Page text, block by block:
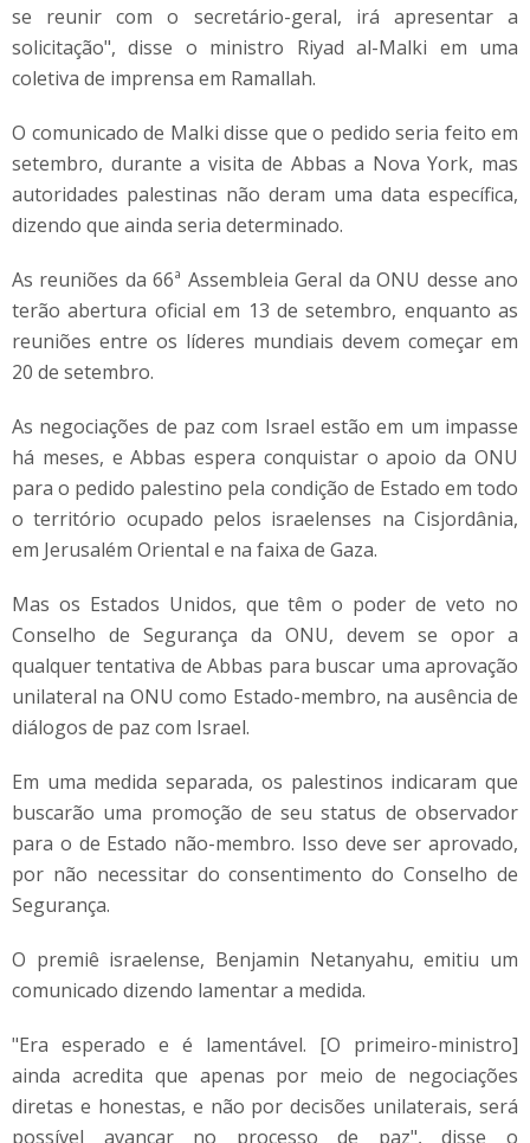
se reunir com o secretário-geral, irá apresentar a
solicitação", disse o ministro Riyad al-Malki em uma
coletiva de imprensa em Ramallah.
O comunicado de Malki disse que o pedido seria feito em
setembro, durante a visita de Abbas a Nova York, mas
autoridades palestinas não deram uma data específica,
dizendo que ainda seria determinado.
As reuniões da 66ª Assembleia Geral da ONU desse ano
terão abertura oficial em 13 de setembro, enquanto as
reuniões entre os líderes mundiais devem começar em
20 de setembro.
As negociações de paz com Israel estão em um impasse
há meses, e Abbas espera conquistar o apoio da ONU
para o pedido palestino pela condição de Estado em todo
o território ocupado pelos israelenses na Cisjordânia,
em Jerusalém Oriental e na faixa de Gaza.
Mas os Estados Unidos, que têm o poder de veto no
Conselho de Segurança da ONU, devem se opor a
qualquer tentativa de Abbas para buscar uma aprovação
unilateral na ONU como Estado-membro, na ausência de
diálogos de paz com Israel.
Em uma medida separada, os palestinos indicaram que
buscarão uma promoção de seu status de observador
para o de Estado não-membro. Isso deve ser aprovado,
por não necessitar do consentimento do Conselho de
Segurança.
O premiê israelense, Benjamin Netanyahu, emitiu um
comunicado dizendo lamentar a medida.
"Era esperado e é lamentável. [O primeiro-ministro]
ainda acredita que apenas por meio de negociações
diretas e honestas, e não por decisões unilaterais, será
possível avançar no processo de paz", disse o